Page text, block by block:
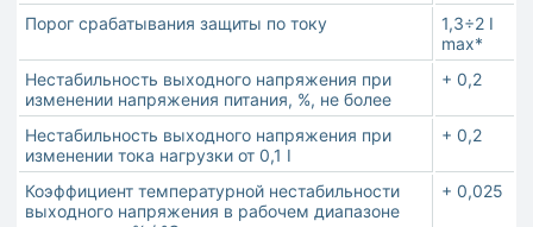
Порог срабатывания защиты по току
1,3÷2 I
max*
Нестабильность выходного напряжения при
изменении напряжения питания, %, не более
+ 0,2
Нестабильность выходного напряжения при
изменении тока нагрузки от 0,1 I
+ 0,2
Коэффициент температурной нестабильности
выходного напряжения в рабочем диапазоне
+ 0,025